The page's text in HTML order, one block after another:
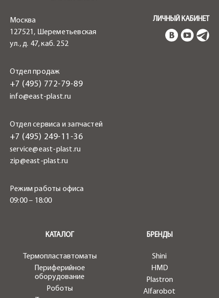
Москва
127521, Шереметьевская
ул., д. 47, каб. 252
Отдел продаж
+7 (495) 772-79-89
info@east-plast.ru
Отдел сервиса и запчастей
+7 (495) 249-11-36
service@east-plast.ru
zip@east-plast.ru
Режим работы офиса
09:00 – 18:00
ЛИЧНЫЙ КАБИНЕТ
КАТАЛОГ
Термопластавтоматы
Периферийное
оборудование
Роботы
БРЕНДЫ
Shini
HMD
Plastron
Alfarobot